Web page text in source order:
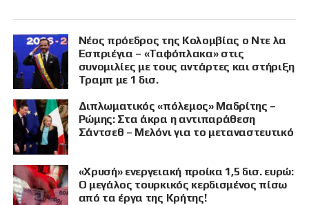
Νέος πρόεδρος της Κολομβίας ο Ντε λα
Εσπριέγια – «Ταφόπλακα» στις
συνομιλίες με τους αντάρτες και στήριξη
Τραμπ με 1 δισ.
Διπλωματικός «πόλεμος» Μαδρίτης –
Ρώμης: Στα άκρα η αντιπαράθεση
Σάντσεθ – Μελόνι για το μεταναστευτικό
«Χρυσή» ενεργειακή προίκα 1,5 δισ. ευρώ:
Ο μεγάλος τουρκικός κερδισμένος πίσω
από τα έργα της Κρήτης!